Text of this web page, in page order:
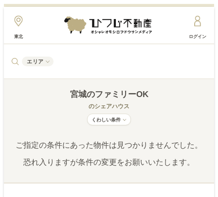
東北 ログイン
エリア
宮城のファミリーOK
のシェアハウス
くわしい条件
ご指定の条件にあった物件は見つかりませんでした。
恐れ入りますが条件の変更をお願いいたします。